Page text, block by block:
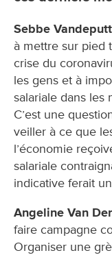
Sebbe
à mettre sur pied
crise du
les gens et à
salariale dans les
C’est une
veiller à ce que
l’économie
salariale
indicative ferait
Angeline Van
faire campagne
Organiser une